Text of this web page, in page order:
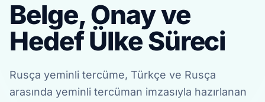
Belge, Onay ve
Hedef Ülke Süreci
Rusça yeminli tercüme, Türkçe ve Rusça
arasında yeminli tercüman imzasıyla hazırlanan